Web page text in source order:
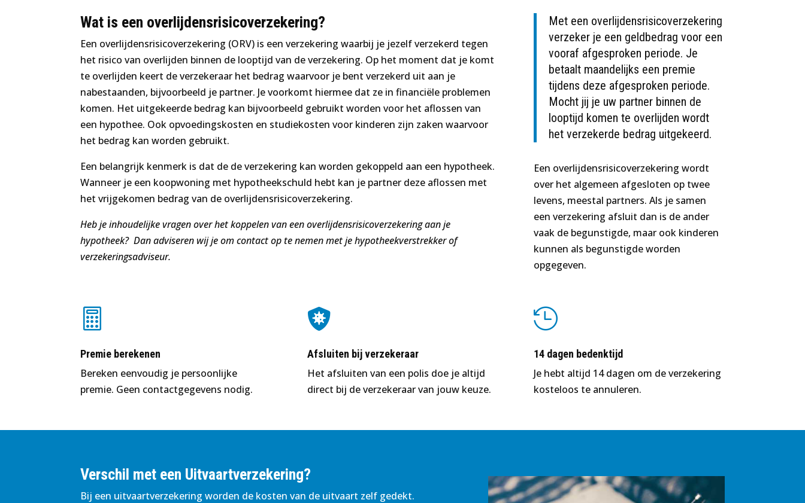
Wat is een overlijdensrisicoverzekering?
Een overlijdensrisicoverzekering (ORV) is een verzekering waarbij je jezelf verzekerd tegen
het risico van overlijden binnen de looptijd van de verzekering. Op het moment dat je komt
te overlijden keert de verzekeraar het bedrag waarvoor je bent verzekerd uit aan je
nabestaanden, bijvoorbeeld je partner. Je voorkomt hiermee dat ze in financiële problemen
komen. Het uitgekeerde bedrag kan bijvoorbeeld gebruikt worden voor het aflossen van
een hypothee. Ook opvoedingskosten en studiekosten voor kinderen zijn zaken waarvoor
het bedrag kan worden gebruikt.
Een belangrijk kenmerk is dat de de verzekering kan worden gekoppeld aan een hypotheek.
Wanneer je een koopwoning met hypotheekschuld hebt kan je partner deze aflossen met
het vrijgekomen bedrag van de overlijdensrisicoverzekering.
Heb je inhoudelijke vragen over het koppelen van een overlijdensrisicoverzekering aan je
hypotheek? Dan adviseren wij je om contact op te nemen met je hypotheekverstrekker of
verzekeringsadviseur.
Met een overlijdensrisicoverzekering
verzeker je een geldbedrag voor een
vooraf afgesproken periode. Je
betaalt maandelijks een premie
tijdens deze afgesproken periode.
Mocht jij je uw partner binnen de
looptijd komen te overlijden wordt
het verzekerde bedrag uitgekeerd.
Een overlijdensrisicoverzekering wordt
over het algemeen afgesloten op twee
levens, meestal partners. Als je samen
een verzekering afsluit dan is de ander
vaak de begunstigde, maar ook kinderen
kunnen als begunstigde worden
opgegeven.

Premie berekenen
Bereken eenvoudig je persoonlijke
premie. Geen contactgegevens nodig.

Afsluiten bij verzekeraar
Het afsluiten van een polis doe je altijd
direct bij de verzekeraar van jouw keuze.

14 dagen bedenktijd
Je hebt altijd 14 dagen om de verzekering
kosteloos te annuleren.
Verschil met een Uitvaartverzekering?
Bij een uitvaartverzekering worden de kosten van de uitvaart zelf gedekt.